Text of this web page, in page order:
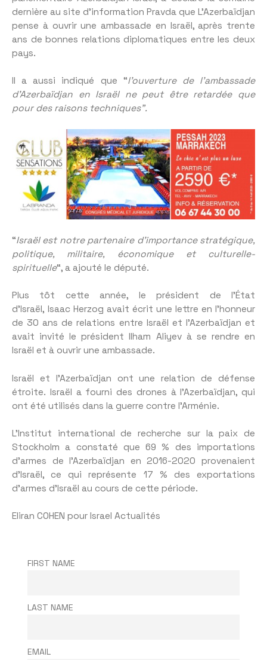
dernière au site d’information Pravda que L’Azerbaïdjan
pense à ouvrir une ambassade en Israël, après trente
ans de bonnes relations diplomatiques entre les deux
pays.
Il a aussi indiqué que “l’ouverture de l’ambassade
d’Azerbaïdjan en Israël ne peut être retardée que
pour des raisons techniques”.
“Israël est notre partenaire d’importance stratégique,
politique, militaire, économique et culturelle-
spirituelle“, a ajouté le député.
Plus tôt cette année, le président de l’État
d’Israël, Isaac Herzog avait écrit une lettre en l’honneur
de 30 ans de relations entre Israël et l’Azerbaïdjan et
avait invité le président Ilham Aliyev à se rendre en
Israël et à ouvrir une ambassade.
Israël et l’Azerbaïdjan ont une relation de défense
étroite. Israël a fourni des drones à l’Azerbaïdjan, qui
ont été utilisés dans la guerre contre l’Arménie.
L’Institut international de recherche sur la paix de
Stockholm a constaté que 69 % des importations
d’armes de l’Azerbaïdjan en 2016-2020 provenaient
d’Israël, ce qui représente 17 % des exportations
d’armes d’Israël au cours de cette période.
Eliran COHEN pour Israel Actualités
FIRST NAME
LAST NAME
EMAIL